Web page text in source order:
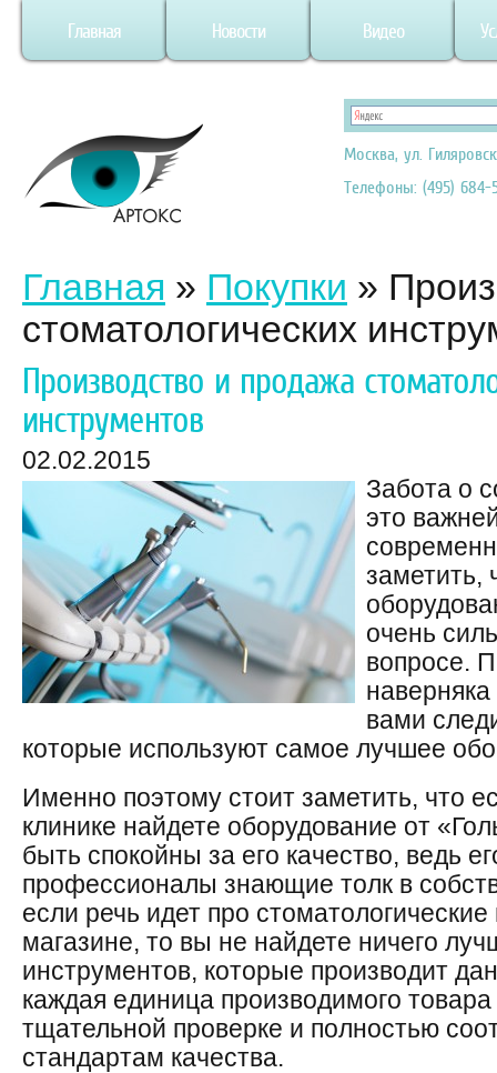
Главная Новости Видео
Москва, ул.
Телефоны: (495) 684-
Главная » Покупки »
стоматологических
Производство и продажа
инструментов
02.02.2015
Забота о
это
заметить,
очень
вопросе.
вами
которые используют самое лучшее
Именно поэтому стоит заметить, что
клинике найдете оборудование от
быть спокойны за его качество, ведь
профессионалы знающие толк в
если речь идет про
магазине, то вы не найдете ничего
инструментов, которые производит
каждая единица производимого товара
тщательной проверке и полностью
стандартам качества.